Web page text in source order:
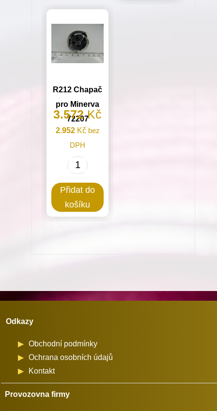
pro
Minerva
(01204-
množství
R212 Chapač
pro Minerva
72207
3.572Kč
2.952 Kčbez
DPH
R212
pro
Minerva
Přidat do
košíku
Odkazy
Obchodní podmínky
Ochrana osobních údajů
Kontakt
Provozovna firmy